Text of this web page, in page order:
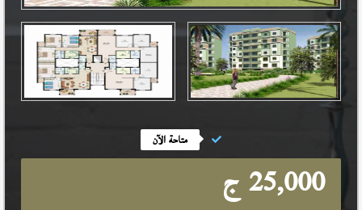
متاحة الآن
25,000 ج